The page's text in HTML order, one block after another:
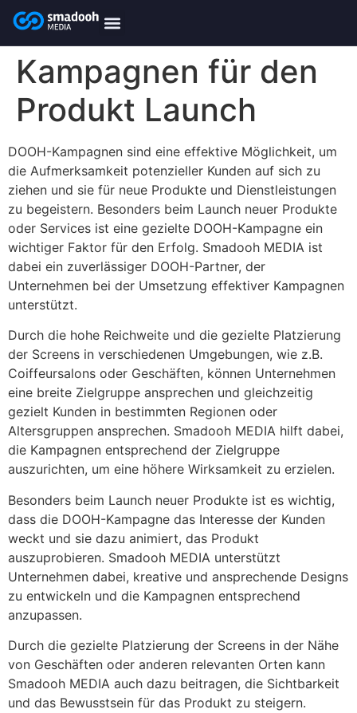
content
Kampagnen für den
Produkt Launch
DOOH-Kampagnen sind eine effektive Möglichkeit, um
die Aufmerksamkeit potenzieller Kunden auf sich zu
ziehen und sie für neue Produkte und Dienstleistungen
zu begeistern. Besonders beim Launch neuer Produkte
oder Services ist eine gezielte DOOH-Kampagne ein
wichtiger Faktor für den Erfolg. Smadooh MEDIA ist
dabei ein zuverlässiger DOOH-Partner, der
Unternehmen bei der Umsetzung effektiver Kampagnen
unterstützt.
Durch die hohe Reichweite und die gezielte Platzierung
der Screens in verschiedenen Umgebungen, wie z.B.
Coiffeursalons oder Geschäften, können Unternehmen
eine breite Zielgruppe ansprechen und gleichzeitig
gezielt Kunden in bestimmten Regionen oder
Altersgruppen ansprechen. Smadooh MEDIA hilft dabei,
die Kampagnen entsprechend der Zielgruppe
auszurichten, um eine höhere Wirksamkeit zu erzielen.
Besonders beim Launch neuer Produkte ist es wichtig,
dass die DOOH-Kampagne das Interesse der Kunden
weckt und sie dazu animiert, das Produkt
auszuprobieren. Smadooh MEDIA unterstützt
Unternehmen dabei, kreative und ansprechende Designs
zu entwickeln und die Kampagnen entsprechend
anzupassen.
Durch die gezielte Platzierung der Screens in der Nähe
von Geschäften oder anderen relevanten Orten kann
Smadooh MEDIA auch dazu beitragen, die Sichtbarkeit
und das Bewusstsein für das Produkt zu steigern.